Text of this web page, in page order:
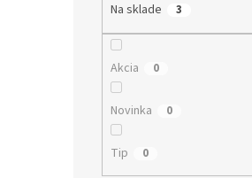
Na sklade 3
Akcia 0
Novinka 0
Tip 0